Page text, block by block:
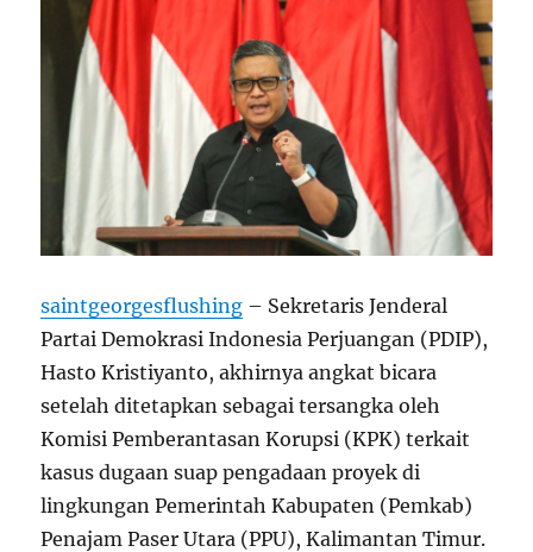
saintgeorgesflushing – Sekretaris Jenderal
Partai Demokrasi Indonesia Perjuangan (PDIP),
Hasto Kristiyanto, akhirnya angkat bicara
setelah ditetapkan sebagai tersangka oleh
Komisi Pemberantasan Korupsi (KPK) terkait
kasus dugaan suap pengadaan proyek di
lingkungan Pemerintah Kabupaten (Pemkab)
Penajam Paser Utara (PPU), Kalimantan Timur.